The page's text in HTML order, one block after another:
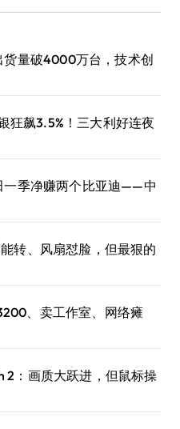
量破4000万台，技术创
狂飙3.5%！三大利好连夜
一季净赚两个比亚迪——中
转、风扇怼脸，但最狠的
、卖工作室、网络瘫
2：画质大跃进，但鼠标操